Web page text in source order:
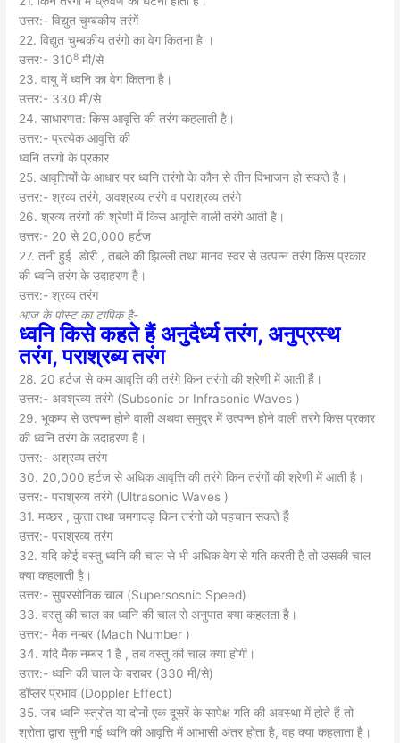
उत्तर:- विद्युत चुम्बकीय तरंगें
22. विद्युत चुम्बकीय तरंगो का वेग कितना है ।
उत्तर:- 3108 मी/से
23. वायु में ध्वनि का वेग कितना है।
उत्तर:- 330 मी/से
24. साधारणत: किस आवृत्ति की तरंग कहलाती है।
उत्तर:- प्रत्येक आवुत्ति की
ध्वनि तरंगो के प्रकार
25. आवृत्तियों के आधार पर ध्वनि तरंगो के कौन से तीन विभाजन हो सकते है।
उत्तर:- श्रव्य तरंगे, अवश्रव्य तरंगे व पराश्रव्य तरंगे
26. श्रव्य तरंगों की श्रेणी में किस आवृत्ति वाली तरंगे आती है।
उत्तर:- 20 से 20,000 हर्टज
27. तनी हुई डोरी , तबले की झिल्ली तथा मानव स्वर से उत्पन्न तरंग किस प्रकार
की ध्वनि तरंग के उदाहरण हैं।
उत्तर:- श्रव्य तरंग
आज के पाेस्ट का टापिक है-
ध्वनि किसे कहते हैं अनुदैर्ध्य तरंग, अनुप्रस्थ
तरंग, पराश्रब्य तरंग
28. 20 हर्टज से कम आवृत्ति की तरंगे किन तरंगो की श्रेणी में आती हैं।
उत्तर:- अवश्रव्य तरंगे (Subsonic or Infrasonic Waves )
29. भूकम्प से उत्पन्न होने वाली अथवा समुद्र में उत्पन्न होने वाली तरंगे किस प्रकार
की ध्वनि तरंग के उदाहरण हैं।
उत्तर:- अश्रव्य तरंग
30. 20,000 हर्टज से अधिक आवृत्ति की तरंगे किन तरंगों की श्रेणी में आती है।
उत्तर:- पराश्रव्य तरंगे (Ultrasonic Waves )
31. मच्छर , कुत्ता तथा चमगादड़ किन तरंगो को पहचान सकते हैं
उत्तर:- पराश्रव्य तरंग
32. यदि कोई वस्तु ध्वनि की चाल से भी अधिक वेग से गति करती है तो उसकी चाल
क्या कहलाती है।
उत्तर:- सुपरसोनिक चाल (Supersosnic Speed)
33. वस्तु की चाल का ध्वनि की चाल से अनुपात क्या कहलता है।
उत्तर:- मैक नम्बर (Mach Number )
34. यदि मैक नम्बर 1 है , तब वस्तु की चाल क्या होगी।
उत्तर:- ध्वनि की चाल के बराबर (330 मी/से)
डॉप्लर प्रभाव (Doppler Effect)
35. जब ध्वनि स्त्रोत या दोनों एक दूसरें के सापेक्ष गति की अवस्था में होते हैं तो
श्रोता द्वारा सुनी गई ध्वनि की आवृत्ति में आभासी अंतर होता है, वह क्या कहलाता है।